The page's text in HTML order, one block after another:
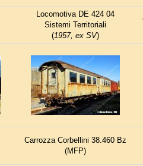
Locomotiva DE 424 04
Sistemi Territoriali
(1957, ex SV)
Carrozza Corbellini 38.460 Bz
(MFP)